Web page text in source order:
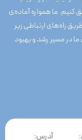
کنیم. ما همواره آماده‌ی
راه‌های ارتباطی زیر
در مسیر رشد و بهبود
آدرس: